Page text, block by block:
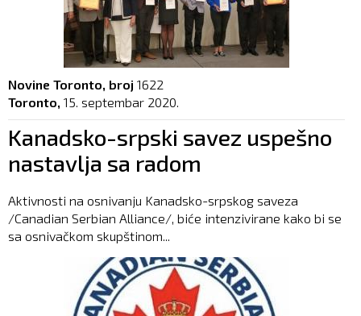
Novine Toronto, broj 1622
Toronto, 15. septembar 2020.
Kanadsko-srpski savez uspešno
nastavlja sa radom
Aktivnosti na osnivanju Kanadsko-srpskog saveza
/Canadian Serbian Alliance/, biće intenzivirane kako bi se
sa osnivačkom skupštinom...